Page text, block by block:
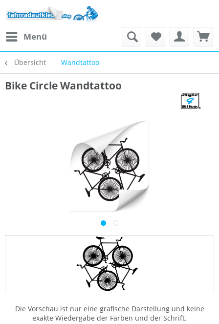
Menü
Übersicht Wandtattoo
Bike Circle Wandtattoo
Die Vorschau ist nur eine grafische Darstellung und keine
exakte Wiedergabe der Farben und der Schrift.